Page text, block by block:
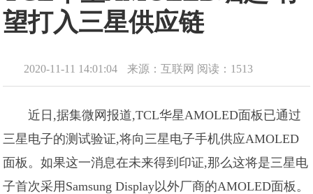
望打入三星供应链
2020-11-11 14:01:04 来源：互联网 阅读：1513
近日,据集微网报道,TCL华星AMOLED面板已通过
三星电子的测试验证,将向三星电子手机供应AMOLED
面板。如果这一消息在未来得到印证,那么这将是三星电
子首次采用Samsung Display以外厂商的AMOLED面板。